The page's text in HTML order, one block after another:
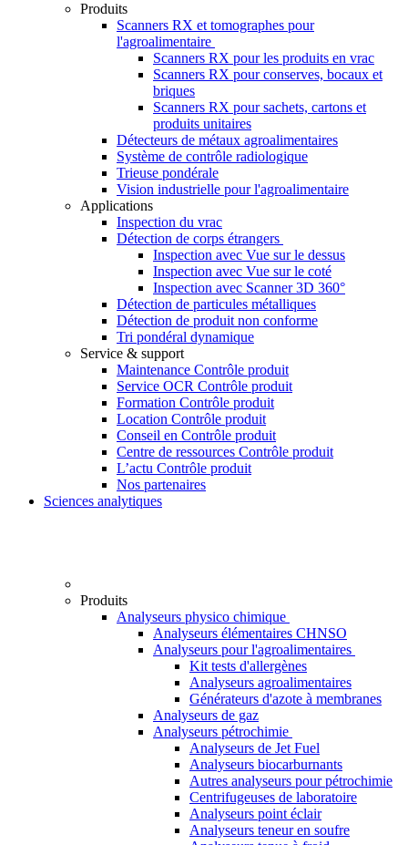
Produits
Scanners RX et tomographes pour
l'agroalimentaire
Scanners RX pour les produits en vrac
Scanners RX pour conserves, bocaux et
briques
Scanners RX pour sachets, cartons et
produits unitaires
Détecteurs de métaux agroalimentaires
Système de contrôle radiologique
Trieuse pondérale
Vision industrielle pour l'agroalimentaire
Applications
Inspection du vrac
Détection de corps étrangers
Inspection avec Vue sur le dessus
Inspection avec Vue sur le coté
Inspection avec Scanner 3D 360°
Détection de particules métalliques
Détection de produit non conforme
Tri pondéral dynamique
Service & support
Maintenance Contrôle produit
Service OCR Contrôle produit
Formation Contrôle produit
Location Contrôle produit
Conseil en Contrôle produit
Centre de ressources Contrôle produit
L’actu Contrôle produit
Nos partenaires
Sciences analytiques
Produits
Analyseurs physico chimique
Analyseurs élémentaires CHNSO
Analyseurs pour l'agroalimentaires
Kit tests d'allergènes
Analyseurs agroalimentaires
Générateurs d'azote à membranes
Analyseurs de gaz
Analyseurs pétrochimie
Analyseurs de Jet Fuel
Analyseurs biocarburnants
Autres analyseurs pour pétrochimie
Centrifugeuses de laboratoire
Analyseurs point éclair
Analyseurs teneur en soufre